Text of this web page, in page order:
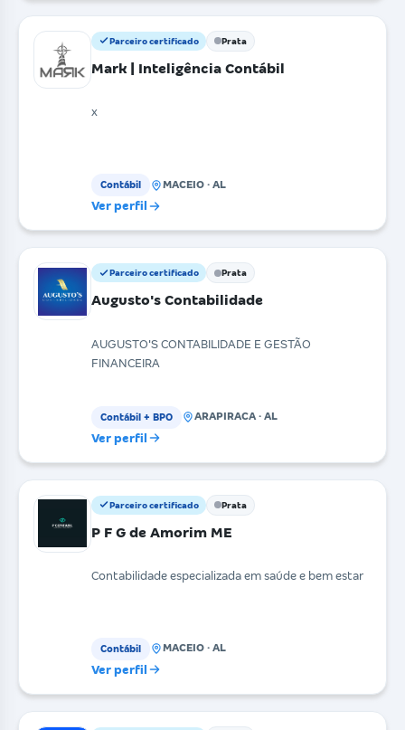
Parceiro certificado Prata
Mark | Inteligência Contábil
x
Contábil MACEIO · AL
Ver perfil
Parceiro certificado Prata
Augusto's Contabilidade
AUGUSTO'S CONTABILIDADE E GESTÃO
FINANCEIRA
Contábil + BPO ARAPIRACA · AL
Ver perfil
Parceiro certificado Prata
P F G de Amorim ME
Contabilidade especializada em saúde e bem estar
Contábil MACEIO · AL
Ver perfil